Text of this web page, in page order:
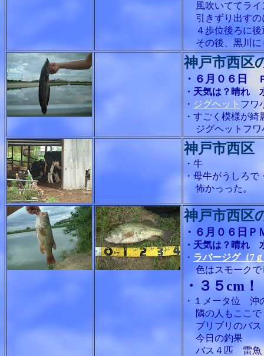
風吹いててライ
引きずり出すの
４歩位後ろに後
その後、黒川に
神戸市西区
・６月０６日
・天気は？晴
・ ジグヘット フワ
・すごく模様が綺
ジグヘットフ
神戸市西区
・牛
・母牛がうしろで
怖かっった。
神戸市西区
・６月０６日Ｐ
・天気は？晴れ
・ ラバージグ（7
色はスモークで
・３５cm！
・１メータ位 沖
隣の人もここで
ブリブリのバス
今日の釣果
バス４匹 雷魚